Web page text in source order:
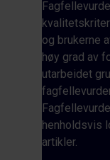
og brukerne
høy grad av
utarbeidet
henholdsvis
artikler.